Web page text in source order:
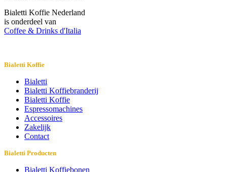
Bialetti Koffie Nederland
is onderdeel van
Coffee & Drinks d'Italia
Bialetti Koffie
Bialetti
Bialetti Koffiebranderij
Bialetti Koffie
Espressomachines
Accessoires
Zakelijk
Contact
Bialetti Producten
Bialetti Koffiebonen